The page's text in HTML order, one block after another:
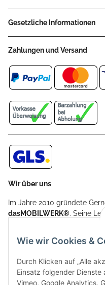
Gesetzliche Informationen
Zahlungen und Versand
Wir über uns
Im Jahre 2010 gründete
dasMOBILWERK®. Seine
ein Car Cover anzubieten -
Aufgrund der vielen
weitere Produkte, wie
Seine Reifenschoner
sind mit hochwertigen
Wie wir Cookies &
Durch Klicken auf „Alle
Einsatz folgender Dienste
Vimeo, Google Analytics,